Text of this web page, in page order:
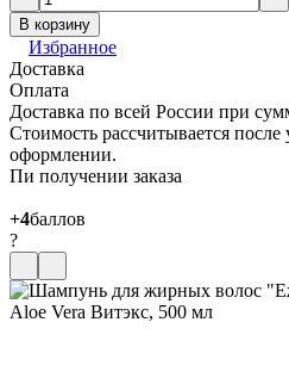
В корзину
Избранное
Доставка
Оплата
Доставка по всей России при
Стоимость рассчитывается после
оформлении.
Пи получении заказа
+4баллов
?